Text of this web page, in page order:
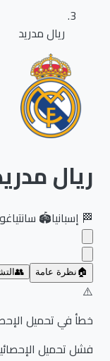
ريال مدريد
ريال مدريد
إسبانيا🏟️سانتياغو
نظرة عامة 👥 التشكيلة
خطأ في تحميل
فشل تحميل